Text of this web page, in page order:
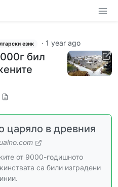
език · 1 year ago
бил
царяло в древния
от 9000-годишното
са били изградени